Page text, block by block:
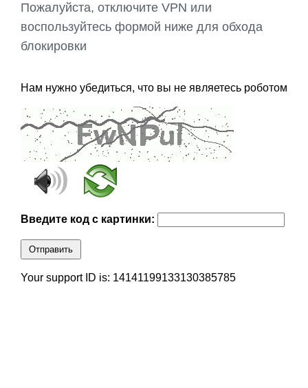
Пожалуйста, отключите VPN или
воспользуйтесь формой ниже для обхода
блокировки
Нам нужно убедиться, что вы не являетесь роботом
Введите код с картинки:
Отправить
Your support ID is: 14141199133130385785